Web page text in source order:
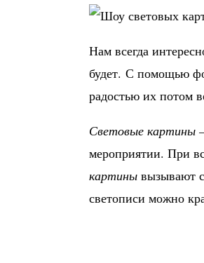
Нам всегда
будет. С помощью
радостью их потом
Световые картины
мероприятии. При
картины вызывают
светописи можно